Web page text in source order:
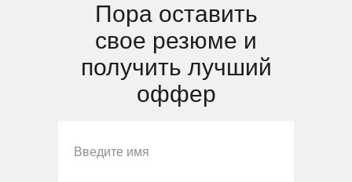
Пора оставить
свое резюме и
получить лучший
оффер
Введите имя